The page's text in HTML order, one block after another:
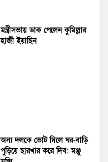
মন্ত্রীসভায় ডাক পেলেন কুমিল্লার
হাজী ইয়াছিন
অন্য দলকে ভোট দিলে ঘর-বাড়ি
পুড়িয়ে ছারখার করে দিব: মঞ্জু